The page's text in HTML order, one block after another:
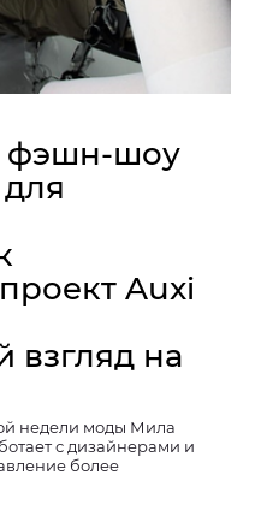
фэшн-шоу
Auxi
взгляд на
недели моды Мила
с дизайнерами и
более